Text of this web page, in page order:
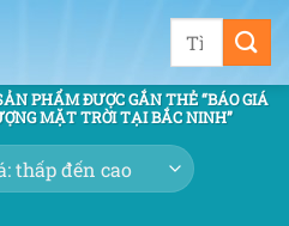
Tìm
PHẨM ĐƯỢC GẮN THẺ “BÁO GIÁ
MẶT TRỜI TẠI BẮC NINH”